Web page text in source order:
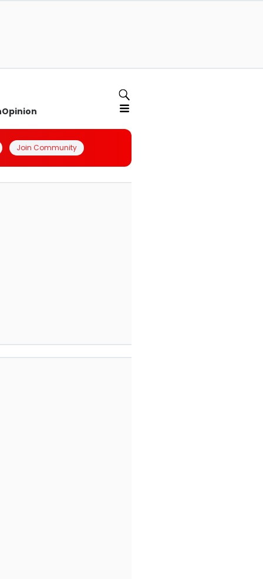
Opinion
Join Community